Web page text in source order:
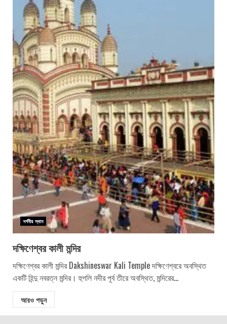
দর্শনীয় স্থান
দক্ষিণেশ্বর কালী মন্দির
দক্ষিণেশ্বর কালী মন্দির Dakshineswar Kali Temple দক্ষিণেশ্বরে অবস্থিত
একটি হিন্দু নবরত্ন মন্দির। হুগলি নদীর পূর্ব তীরে অবস্থিত, মন্দিরের...
আরও পড়ুন